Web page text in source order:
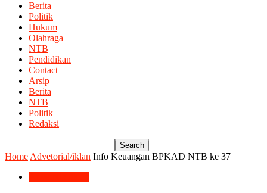
Berita
Politik
Hukum
Olahraga
NTB
Pendidikan
Contact
Arsip
Berita
NTB
Politik
Redaksi
Home Advetorial/iklan Info Keuangan BPKAD NTB ke 37